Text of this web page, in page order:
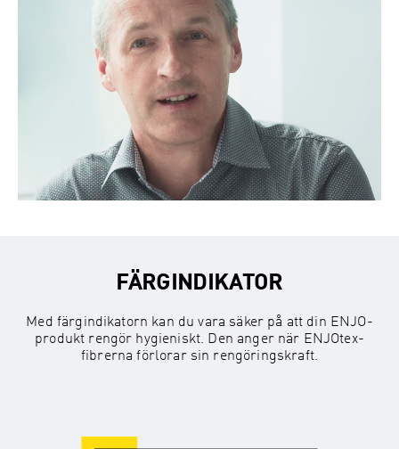
FÄRGINDIKATOR
Med färgindikatorn kan du vara säker på att din ENJO-
produkt rengör hygieniskt. Den anger när ENJOtex-
fibrerna förlorar sin rengöringskraft.